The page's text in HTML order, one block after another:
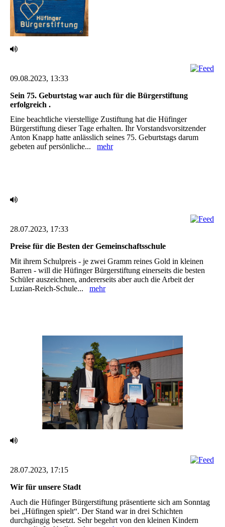
09.08.2023, 13:33
Sein 75. Geburtstag war auch für die Bürgerstiftung
erfolgreich .
Eine beachtliche vierstellige Zustiftung hat die Hüfinger
Bürgerstiftung dieser Tage erhalten. Ihr ‎Vorstandsvorsitzender
Anton Knapp hatte anlässlich seines 75. Geburtstags darum
gebeten auf ‎persönliche... mehr
28.07.2023, 17:33
Preise für die Besten der Gemeinschaftsschule ‎
Mit ihrem Schulpreis - je zwei Gramm reines Gold in kleinen
Barren - will die Hüfinger ‎Bürgerstiftung einerseits die besten
Schüler auszeichnen, andererseits aber auch die Arbeit der
‎Luzian-Reich-Schule... mehr
28.07.2023, 17:15
Wir für unsere Stadt ‎
Auch die Hüfinger Bürgerstiftung präsentierte sich am Sonntag
bei „Hüfingen spielt“. Der Stand war ‎in drei Schichten
durchgängig besetzt. Sehr begehrt von den kleinen Kindern